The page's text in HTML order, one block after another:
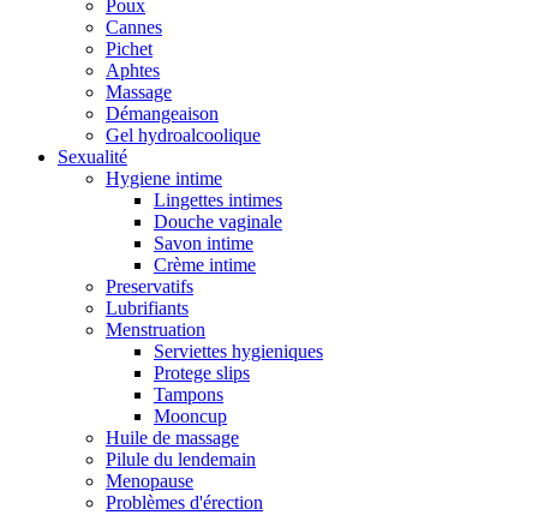
Poux
Cannes
Pichet
Aphtes
Massage
Démangeaison
Gel hydroalcoolique
Sexualité
Hygiene intime
Lingettes intimes
Douche vaginale
Savon intime
Crème intime
Preservatifs
Lubrifiants
Menstruation
Serviettes hygieniques
Protege slips
Tampons
Mooncup
Huile de massage
Pilule du lendemain
Menopause
Problèmes d'érection